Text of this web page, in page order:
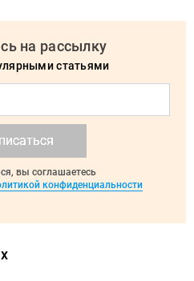
на рассылку
статьями
вы соглашаетесь
конфиденциальности